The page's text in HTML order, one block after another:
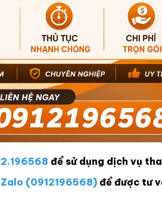
để sử dụng dịch vụ
Zalo (0912196568)để được tư